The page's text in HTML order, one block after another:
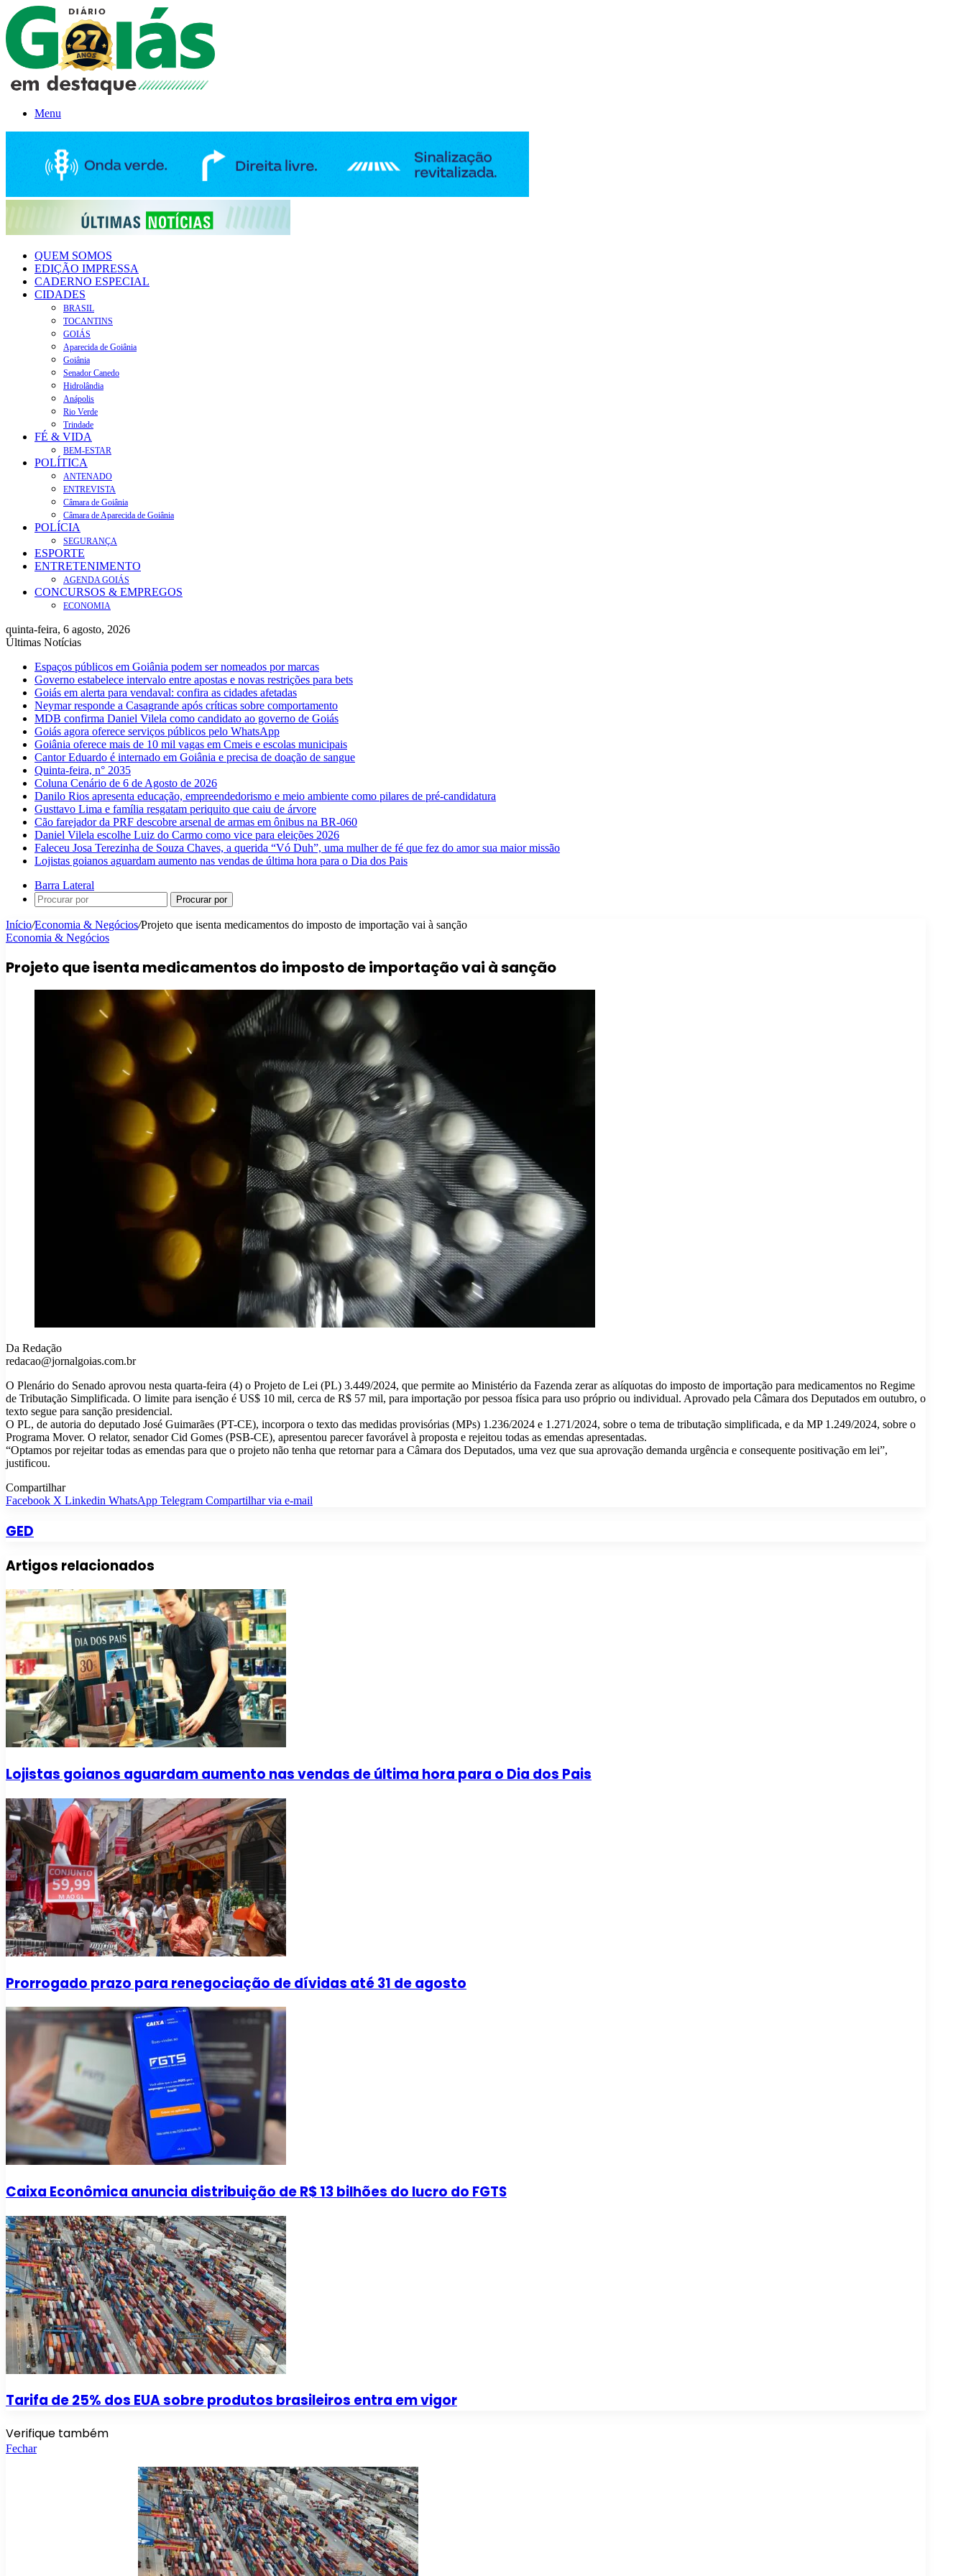
Menu
QUEM SOMOS
EDIÇÃO IMPRESSA
CADERNO ESPECIAL
CIDADES
BRASIL
TOCANTINS
GOIÁS
Aparecida de Goiânia
Goiânia
Senador Canedo
Hidrolândia
Anápolis
Rio Verde
Trindade
FÉ & VIDA
BEM-ESTAR
POLÍTICA
ANTENADO
ENTREVISTA
Câmara de Goiânia
Câmara de Aparecida de Goiânia
POLÍCIA
SEGURANÇA
ESPORTE
ENTRETENIMENTO
AGENDA GOIÁS
CONCURSOS & EMPREGOS
ECONOMIA
quinta-feira, 6 agosto, 2026
Últimas Notícias
Espaços públicos em Goiânia podem ser nomeados por marcas
Governo estabelece intervalo entre apostas e novas restrições para bets
Goiás em alerta para vendaval: confira as cidades afetadas
Neymar responde a Casagrande após críticas sobre comportamento
MDB confirma Daniel Vilela como candidato ao governo de Goiás
Goiás agora oferece serviços públicos pelo WhatsApp
Goiânia oferece mais de 10 mil vagas em Cmeis e escolas municipais
Cantor Eduardo é internado em Goiânia e precisa de doação de sangue
Quinta-feira, n° 2035
Coluna Cenário de 6 de Agosto de 2026
Danilo Rios apresenta educação, empreendedorismo e meio ambiente como pilares de pré-candidatura
Gusttavo Lima e família resgatam periquito que caiu de árvore
Cão farejador da PRF descobre arsenal de armas em ônibus na BR-060
Daniel Vilela escolhe Luiz do Carmo como vice para eleições 2026
Faleceu Josa Terezinha de Souza Chaves, a querida “Vó Duh”, uma mulher de fé que fez do amor sua maior missão
Lojistas goianos aguardam aumento nas vendas de última hora para o Dia dos Pais
Barra Lateral
Procurar por
Início/Economia & Negócios/Projeto que isenta medicamentos do imposto de importação vai à sanção
Economia & Negócios
Projeto que isenta medicamentos do imposto de importação vai à sanção
Da Redação
redacao@jornalgoias.com.br
O Plenário do Senado aprovou nesta quarta-feira (4) o Projeto de Lei (PL) 3.449/2024, que permite ao Ministério da Fazenda zerar as alíquotas do imposto de importação para medicamentos no Regime
de Tributação Simplificada. O limite para isenção é US$ 10 mil, cerca de R$ 57 mil, para importação por pessoa física para uso próprio ou individual. Aprovado pela Câmara dos Deputados em outubro, o
texto segue para sanção presidencial.
O PL, de autoria do deputado José Guimarães (PT-CE), incorpora o texto das medidas provisórias (MPs) 1.236/2024 e 1.271/2024, sobre o tema de tributação simplificada, e da MP 1.249/2024, sobre o
Programa Mover. O relator, senador Cid Gomes (PSB-CE), apresentou parecer favorável à proposta e rejeitou todas as emendas apresentadas.
“Optamos por rejeitar todas as emendas para que o projeto não tenha que retornar para a Câmara dos Deputados, uma vez que sua aprovação demanda urgência e consequente positivação em lei”,
justificou.
Compartilhar
Facebook X Linkedin WhatsApp Telegram Compartilhar via e-mail
GED
Artigos relacionados
Lojistas goianos aguardam aumento nas vendas de última hora para o Dia dos Pais
Prorrogado prazo para renegociação de dívidas até 31 de agosto
Caixa Econômica anuncia distribuição de R$ 13 bilhões do lucro do FGTS
Tarifa de 25% dos EUA sobre produtos brasileiros entra em vigor
Verifique também
Fechar